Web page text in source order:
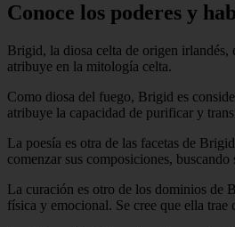
Conoce los poderes y
Brigid, la diosa celta de origen irlandés,
atribuye en la mitología celta.
Como diosa del fuego, Brigid es
atribuye la capacidad de purificar y
La poesía es otra de las facetas de
comenzar sus composiciones,
La curación es otro de los dominios de
física y emocional. Se cree que ella